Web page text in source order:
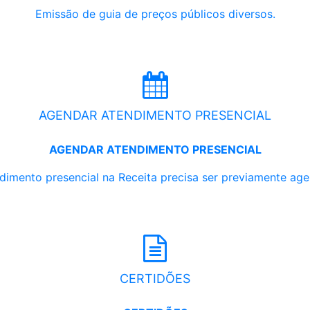
Emissão de guia de preços públicos diversos.
AGENDAR ATENDIMENTO PRESENCIAL
AGENDAR ATENDIMENTO PRESENCIAL
presencial na Receita precisa ser previamente
CERTIDÕES